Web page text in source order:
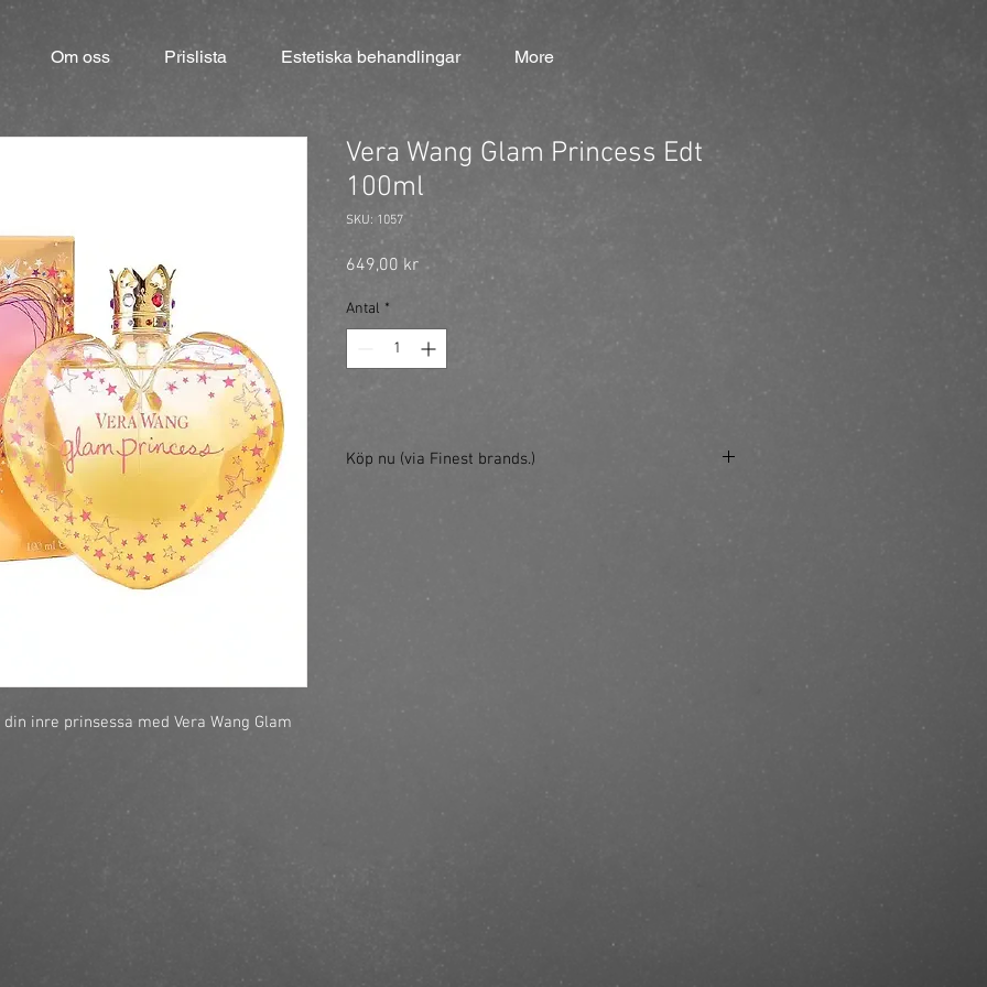
Om oss Prislista Estetiska behandlingar More
inre prinsessa med Vera Wang Glam
Vera Wang Glam Princess Edt
100ml
SKU: 1057
649,00 krPris
Antal *
Köp nu (via Finest brands.)